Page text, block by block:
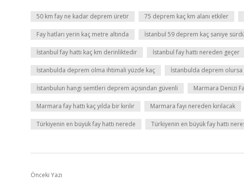
50 km fay ne kadar deprem üretir 75 deprem kaç km alanı etkiler
Fay hatları yerin kaç metre altında İstanbul 59 deprem kaç saniye
İstanbul fay hattı kaç km derinliktedir İstanbul fay hattı nereden geçer
İstanbulda deprem olma ihtimali yüzde kaç İstanbulda deprem
İstanbulun hangi semtleri deprem açısından güvenli Marmara Denizi
Marmara fay hattı kaç yılda bir kırılır Marmara fayı nereden kırılacak
Türkiyenin en büyük fay hattı nerede Türkiyenin en büyük fay hattı
Önceki Yazı